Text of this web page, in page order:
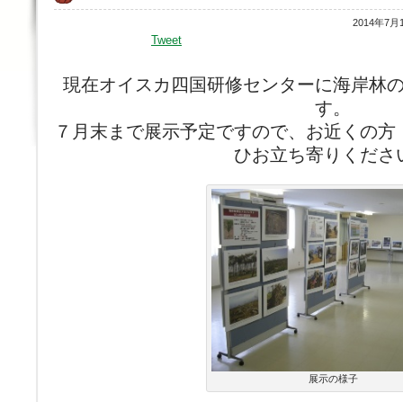
2014年7
Tweet
現在オイスカ四国研修センターに海岸林
す。
７月末まで展示予定ですので、お近くの
ひお立ち寄りくださ
展示の様子